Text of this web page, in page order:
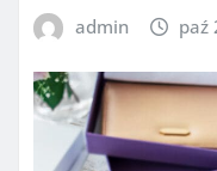
admin paź